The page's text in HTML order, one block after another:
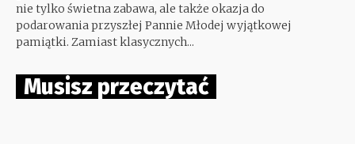
nie tylko świetna zabawa, ale także okazja do
podarowania przyszłej Pannie Młodej wyjątkowej
pamiątki. Zamiast klasycznych...
Musisz przeczytać